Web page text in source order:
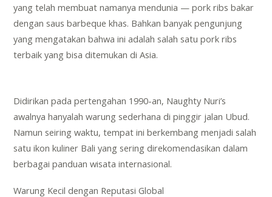
yang telah membuat namanya mendunia — pork ribs bakar
dengan saus barbeque khas. Bahkan banyak pengunjung
yang mengatakan bahwa ini adalah salah satu pork ribs
terbaik yang bisa ditemukan di Asia.
Didirikan pada pertengahan 1990-an, Naughty Nuri’s
awalnya hanyalah warung sederhana di pinggir jalan Ubud.
Namun seiring waktu, tempat ini berkembang menjadi salah
satu ikon kuliner Bali yang sering direkomendasikan dalam
berbagai panduan wisata internasional.
Warung Kecil dengan Reputasi Global